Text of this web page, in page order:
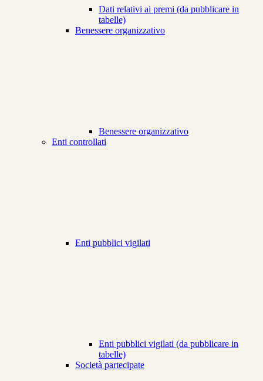
Dati relativi ai premi (da pubblicare in
tabelle)
Benessere organizzativo
Benessere organizzativo
Enti controllati
Enti pubblici vigilati
Enti pubblici vigilati (da pubblicare in
tabelle)
Società partecipate